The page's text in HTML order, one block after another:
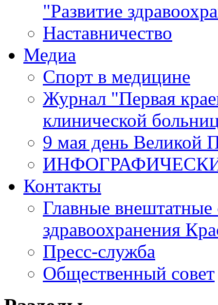
"Развитие
Наставничество
Медиа
Спорт в медицине
Журнал "Первая
клинической
9 мая день Великой
Контакты
Главные внештатные
здравоохранения
Пресс-служба
Общественный совет